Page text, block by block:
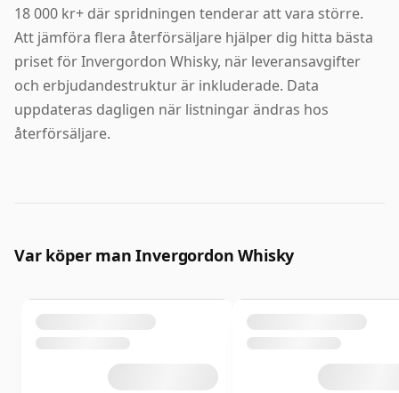
18 000 kr+ där spridningen tenderar att vara större.
Att jämföra flera återförsäljare hjälper dig hitta bästa
priset för Invergordon Whisky, när leveransavgifter
och erbjudandestruktur är inkluderade. Data
uppdateras dagligen när listningar ändras hos
återförsäljare.
Var köper man Invergordon Whisky